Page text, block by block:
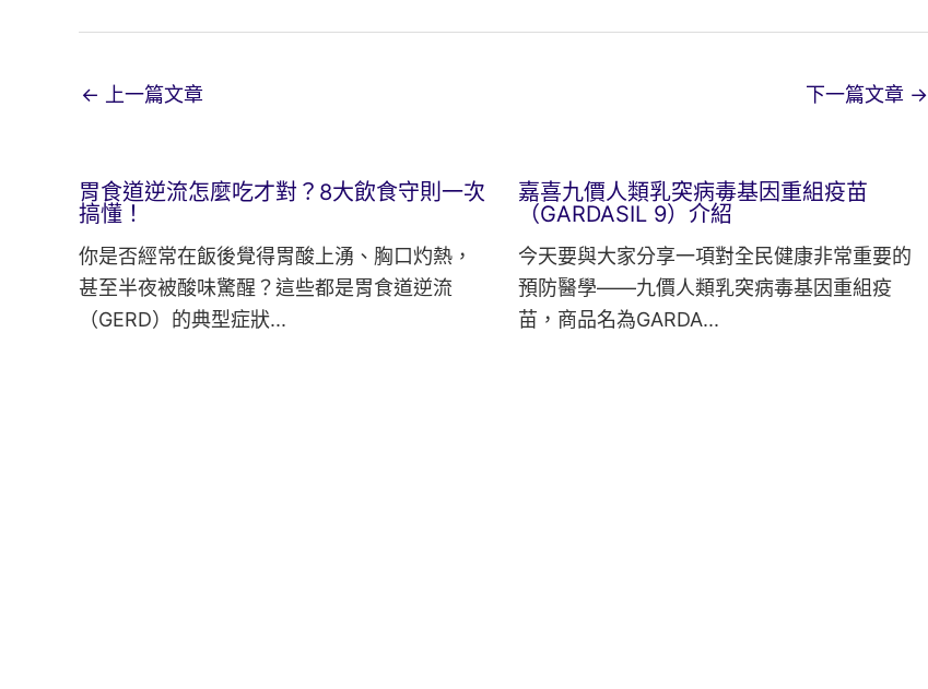
← 上一篇文章 下一篇文章 →
胃食道逆流怎麼吃才對？8大飲食守則一次
搞懂！
你是否經常在飯後覺得胃酸上湧、胸口灼熱，
甚至半夜被酸味驚醒？這些都是胃食道逆流
（GERD）的典型症狀...
嘉喜九價人類乳突病毒基因重組疫苗
（GARDASIL 9）介紹
今天要與大家分享一項對全民健康非常重要的
預防醫學——九價人類乳突病毒基因重組疫
苗，商品名為GARDA...